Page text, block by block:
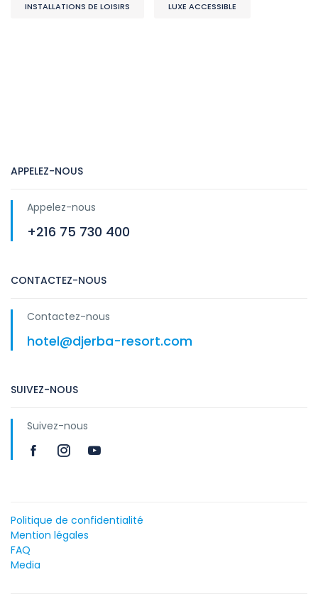
INSTALLATIONS DE LOISIRS LUXE ACCESSIBLE
APPELEZ-NOUS
Appelez-nous
+216 75 730 400
CONTACTEZ-NOUS
Contactez-nous
hotel@djerba-resort.com
SUIVEZ-NOUS
Suivez-nous
Politique de confidentialité
Mention légales
FAQ
Media